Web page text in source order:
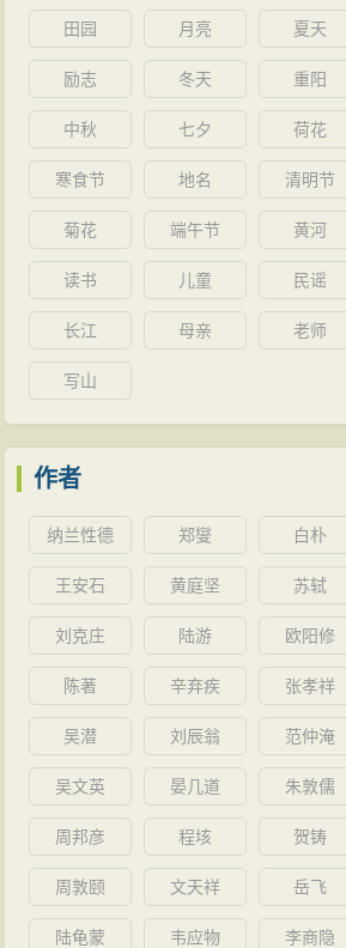
田园 月亮 夏天
励志 冬天 重阳
中秋 七夕 荷花
寒食节 地名 清明节
菊花 端午节 黄河
读书 儿童 民谣
长江 母亲 老师
写山
作者
纳兰性德 郑燮 白朴
王安石 黄庭坚 苏轼
刘克庄 陆游 欧阳修
陈著 辛弃疾 张孝祥
吴潜 刘辰翁 范仲淹
吴文英 晏几道 朱敦儒
周邦彦 程垓 贺铸
周敦颐 文天祥 岳飞
陆龟蒙 韦应物 李商隐